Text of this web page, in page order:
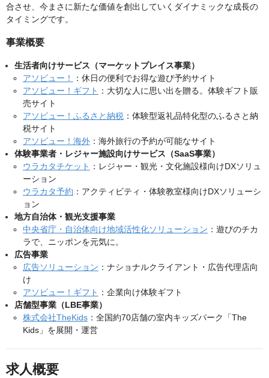
合させ、今まさに新たな価値を創出していくダイナミックな成長の
タイミングです。
事業概要
生活者向けサービス（マーケットプレイス事業）
アソビュー！
：休日の便利でお得な遊び予約サイト
アソビュー！ギフト ：大切な人に思い出を贈る。体験ギフト販
売サイト
アソビュー！ふるさと納税 ：体験型返礼品特化型のふるさと納
税サイト
アソビュー！海外 ：海外旅行の予約が可能なサイト
体験事業者・レジャー施設向けサービス（SaaS事業）
ウラカタチケット ：レジャー・観光・文化施設様向けDXソリュ
ーション
ウラカタ予約 ：アクティビティ・体験教室様向けDXソリューシ
ョン
地方自治体・観光支援事業
中央省庁・自治体向け地域活性化ソリューション ：遊びのチカ
ラで、ニッポンを元気に。
広告事業
広告ソリューション ：ナショナルクライアント・広告代理店向
け
アソビュー！ギフト ：企業向け体験ギフト
店舗型事業（LBE事業）
株式会社TheKids ：全国約70店舗の室内キッズパーク「The
Kids」を展開・運営
求人概要